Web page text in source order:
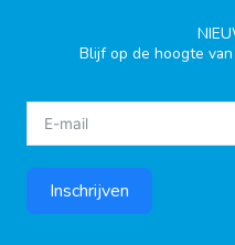
Blijf op de hoogte
Inschrijven